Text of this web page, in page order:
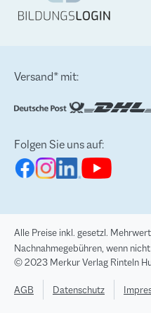
Versand* mit:
Folgen Sie uns auf:
Alle Preise inkl. gesetzl.
Nachnahmegebühren, wenn
© 2023 Merkur Verlag Rinteln
AGB Datenschutz